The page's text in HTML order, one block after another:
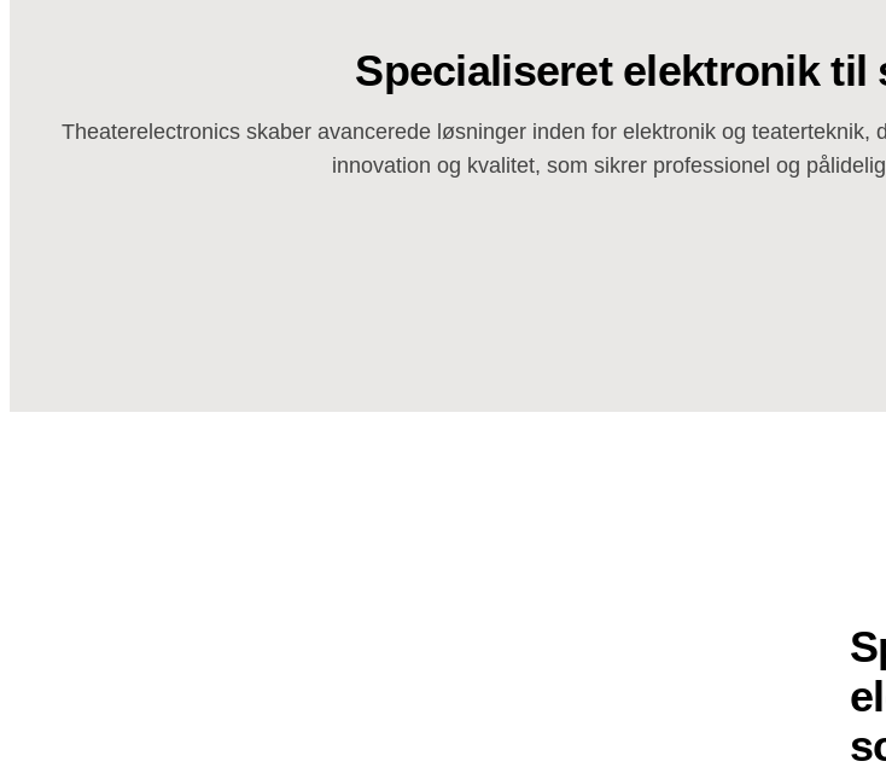
Specialiseret elektronik til
Theaterelectronics skaber avancerede løsninger inden for elektronik og
innovation og kvalitet, som sikrer professionel og